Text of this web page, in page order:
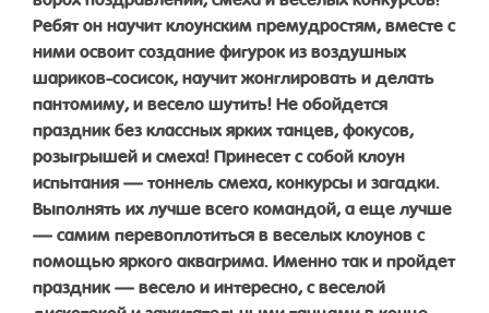
Ребят он научит клоунским премудростям, вместе с
ними освоит создание фигурок из воздушных
шариков-сосисок, научит жонглировать и делать
пантомиму, и весело шутить! Не обойдется
праздник без классных ярких танцев, фокусов,
розыгрышей и смеха! Принесет с собой клоун
испытания — тоннель смеха, конкурсы и загадки.
Выполнять их лучше всего командой, а еще лучше
— самим перевоплотиться в веселых клоунов с
помощью яркого аквагрима. Именно так и пройдет
праздник — весело и интересно, с веселой